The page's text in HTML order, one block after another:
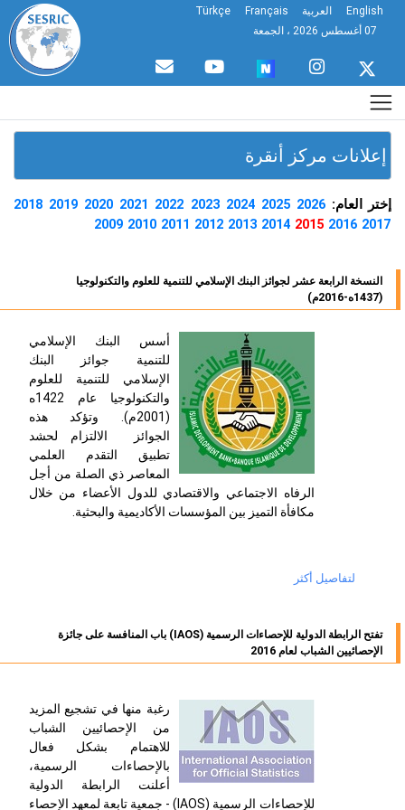
English العربية Français
Türkçe
إعلانات مركز أنقرة
إختر العام:2026
2025
2024
2023
2022
2021
2020
2019
2018
2017
2016
2015
2014
2013
2012
2011
2010
2009
النسخة الرابعة عشر لجوائز البنك الإسلامي للتنمية للعلوم والتكنولوجيا
أسس البنك الإسلامي
للتنمية جوائز البنك
الإسلامي للتنمية للعلوم
والتكنولوجيا عام 1422ه
(2001م). وتؤكد هذه
الجوائز
الالتزام لحشد
تطبيق التقدم العلمي
المعاصر ذي الصلة من أجل
الرفاه الاجتماعي والاقتصادي للدول الأعضاء من خلال
مكافأة التميز بين المؤسسات الأكاديمية والبحثية.
لتفاصيل أكثر
تفتح الرابطة الدولية للإحصاءات الرسمية (IAOS) باب المنافسة على جائزة
الإحصائيين الشباب لعام 2016
رغبة منها في تشجيع المزيد
من الإحصائيين الشباب
للاهتمام بشكل فعال
بالإحصاءات الرسمية،
أعلنت الرابطة الدولية
للإحصاءات الرسمية (IAOS) - جمعية تابعة لمعهد الإحصاء